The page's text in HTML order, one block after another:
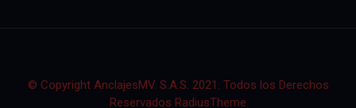
© Copyright AnclajesMV. S.A.S. 2021. Todos los Derechos
Reservados RadiusTheme